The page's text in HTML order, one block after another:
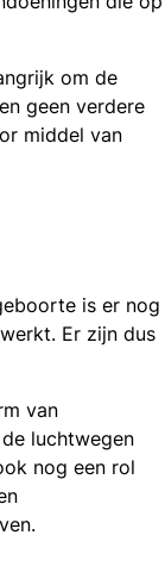
om de
geen verdere
middel van
is er nog
Er zijn dus
van
luchtwegen
nog een rol